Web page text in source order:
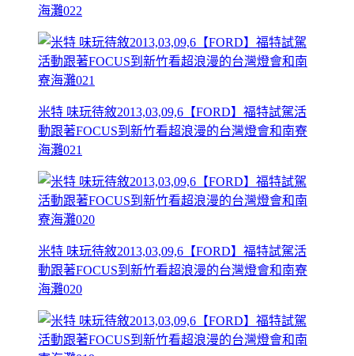
海灘022
米特 味玩待敘2013,03,09,6【FORD】福特試駕活
動跟著FOCUS到新竹看超浪漫的台灣燈會和南寮
海灘021
米特 味玩待敘2013,03,09,6【FORD】福特試駕活
動跟著FOCUS到新竹看超浪漫的台灣燈會和南寮
海灘020